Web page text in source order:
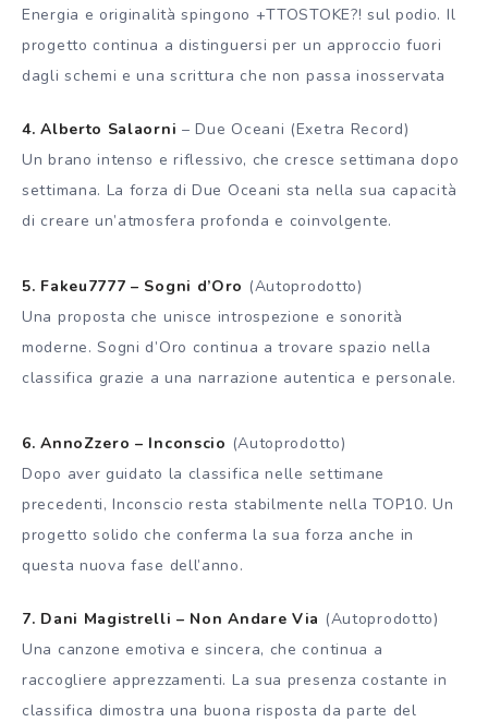
Energia e originalità spingono +TTOSTOKE?! sul podio. Il
progetto continua a distinguersi per un approccio fuori
dagli schemi e una scrittura che non passa inosservata
4. Alberto Salaorni – Due Oceani (Exetra Record)
Un brano intenso e riflessivo, che cresce settimana dopo
settimana. La forza di Due Oceani sta nella sua capacità
di creare un’atmosfera profonda e coinvolgente.
5. Fakeu7777 – Sogni d’Oro (Autoprodotto)
Una proposta che unisce introspezione e sonorità
moderne. Sogni d’Oro continua a trovare spazio nella
classifica grazie a una narrazione autentica e personale.
6. AnnoZzero – Inconscio (Autoprodotto)
Dopo aver guidato la classifica nelle settimane
precedenti, Inconscio resta stabilmente nella TOP10. Un
progetto solido che conferma la sua forza anche in
questa nuova fase dell’anno.
7. Dani Magistrelli – Non Andare Via (Autoprodotto)
Una canzone emotiva e sincera, che continua a
raccogliere apprezzamenti. La sua presenza costante in
classifica dimostra una buona risposta da parte del